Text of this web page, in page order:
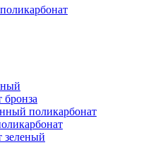
бронза
поликарбонат
зеленый